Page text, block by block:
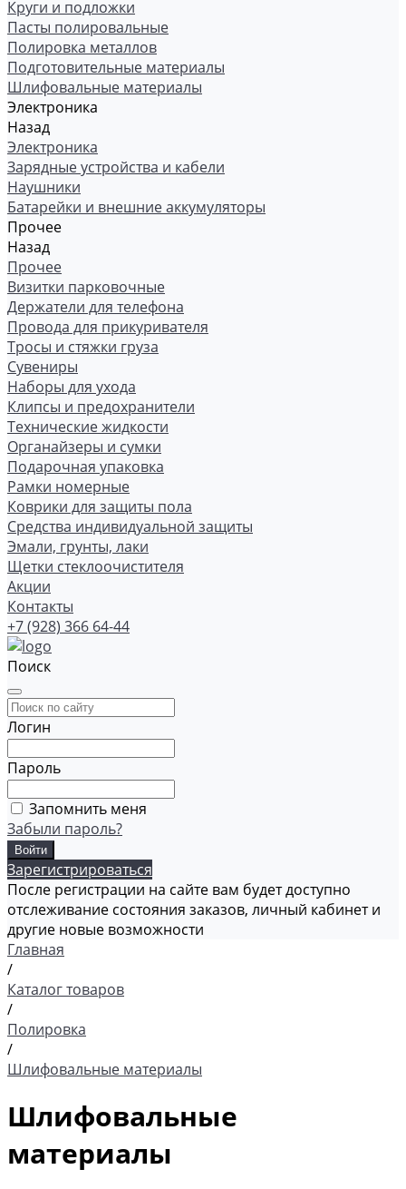
Круги и подложки
Пасты полировальные
Полировка металлов
Подготовительные материалы
Шлифовальные материалы
Электроника
Назад
Электроника
Зарядные устройства и кабели
Наушники
Батарейки и внешние аккумуляторы
Прочее
Назад
Прочее
Визитки парковочные
Держатели для телефона
Провода для прикуривателя
Тросы и стяжки груза
Сувениры
Наборы для ухода
Клипсы и предохранители
Технические жидкости
Органайзеры и сумки
Подарочная упаковка
Рамки номерные
Коврики для защиты пола
Средства индивидуальной защиты
Эмали, грунты, лаки
Щетки стеклоочистителя
Акции
Контакты
+7 (928) 366 64-44
Поиск
Логин
Пароль
Запомнить меня
Забыли пароль?
Зарегистрироваться
После регистрации на сайте вам будет доступно
отслеживание состояния заказов, личный кабинет и
другие новые возможности
Главная
/
Каталог товаров
/
Полировка
/
Шлифовальные материалы
Шлифовальные
материалы